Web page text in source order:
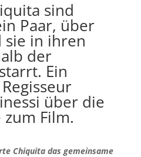
sind
Paar, über
sie in ihren
der
Ein
über die
Film.
Chiquita das gemeinsame